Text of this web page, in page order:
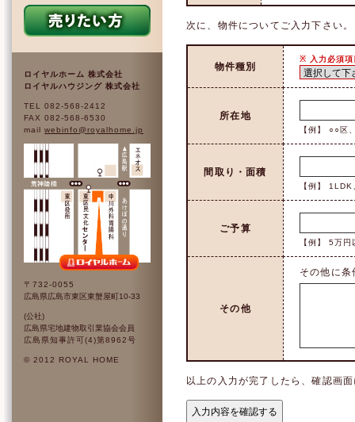
ロイヤルホーム 株式会社
ロイヤルハウジング 株式会社
TEL 082-568-2412
FAX 082-568-6530
mail webinfo@royalhome.jp
〒732-0055
広島県広島市東区東蟹屋町10-33
(公社)
広島県宅地建物取引業協会会員
広島県知事許可(4)第8962号
© 2012 ROYAL HOME
次に、物件についてご入力下さい。
物件種別
※ 入力必須項
所在地
【例】 ○○区
間取り・面積
【例】
ご予算
【例】 5万
その他
その他に
以上の入力が完了したら、確認画